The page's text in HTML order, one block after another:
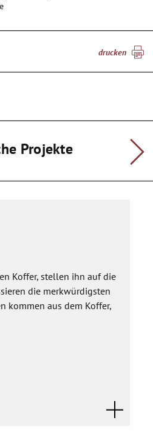
drucken
Projekte
Koffer, stellen ihn auf die
die merkwürdigsten
kommen aus dem Koffer,